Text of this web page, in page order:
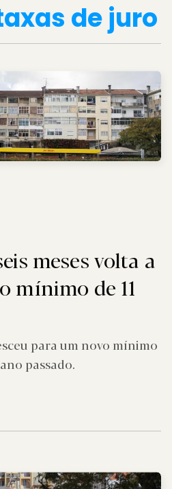
de juro
meses volta a
mínimo de 11
para um novo mínimo
passado.